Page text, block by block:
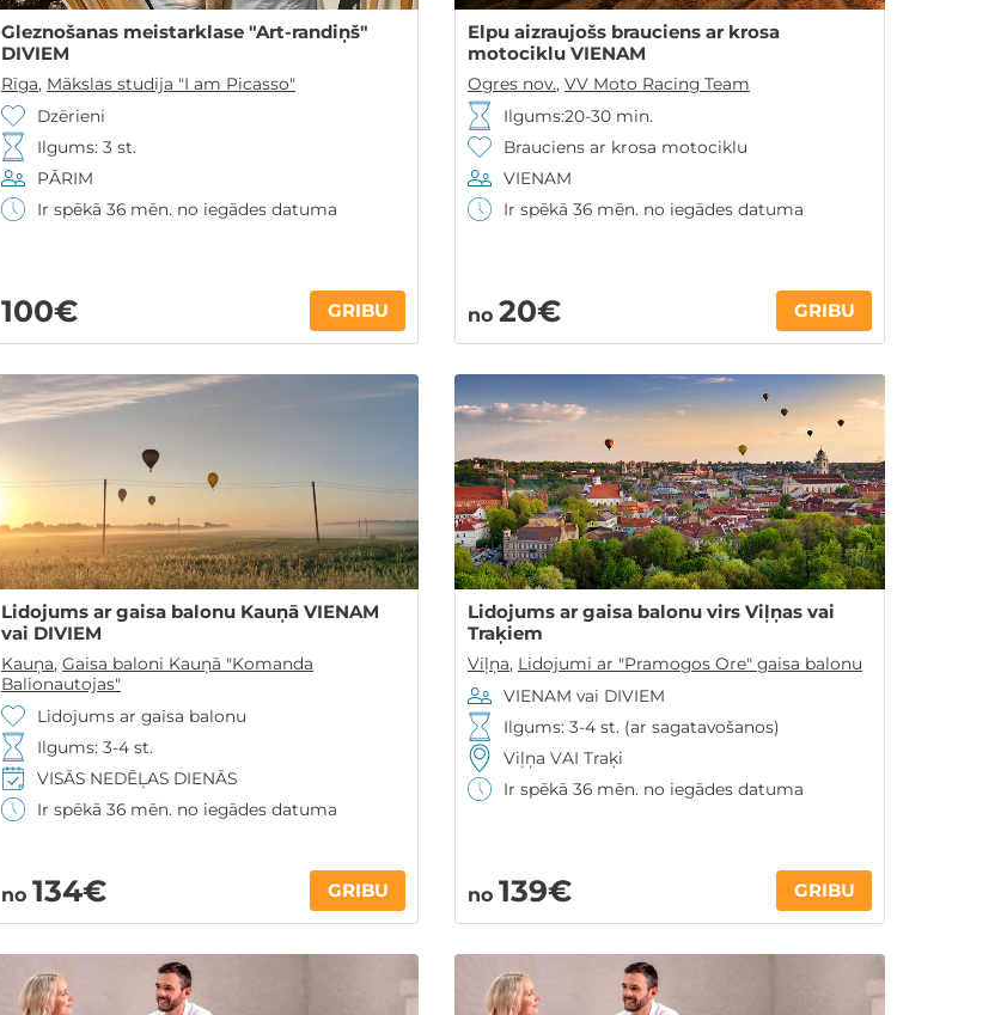
Gleznošanas meistarklase "Art-randiņš"
DIVIEM
Rīga, Mākslas studija "I am Picasso"
Dzērieni
Ilgums: 3 st.
PĀRIM
Ir spēkā 36 mēn. no iegādes datuma
100€ GRIBU
Elpu aizraujošs brauciens ar krosa
motociklu VIENAM
Ogres nov., VV Moto Racing Team
Ilgums:20-30 min.
Brauciens ar krosa motociklu
VIENAM
Ir spēkā 36 mēn. no iegādes datuma
no 20€ GRIBU
Lidojums ar gaisa balonu Kauņā VIENAM
vai DIVIEM
Kauņa, Gaisa baloni Kauņā "Komanda
Balionautojas"
Lidojums ar gaisa balonu
Ilgums: 3-4 st.
VISĀS NEDĒĻAS DIENĀS
Ir spēkā 36 mēn. no iegādes datuma
no 134€ GRIBU
Lidojums ar gaisa balonu virs Viļņas vai
Traķiem
Viļņa, Lidojumi ar "Pramogos Ore" gaisa balonu
VIENAM vai DIVIEM
Ilgums: 3-4 st. (ar sagatavošanos)
Viļņa VAI Traķi
Ir spēkā 36 mēn. no iegādes datuma
no 139€ GRIBU